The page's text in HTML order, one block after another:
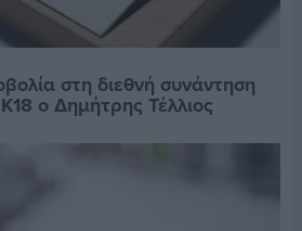
στη διεθνή συνάντηση
ο Δημήτρης Τέλλιος